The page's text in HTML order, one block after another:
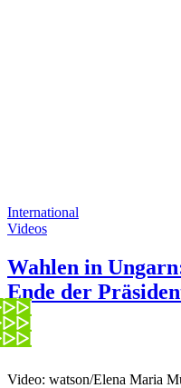
International
Videos
Wahlen in
Ende der
Video: watson/Elena Maria